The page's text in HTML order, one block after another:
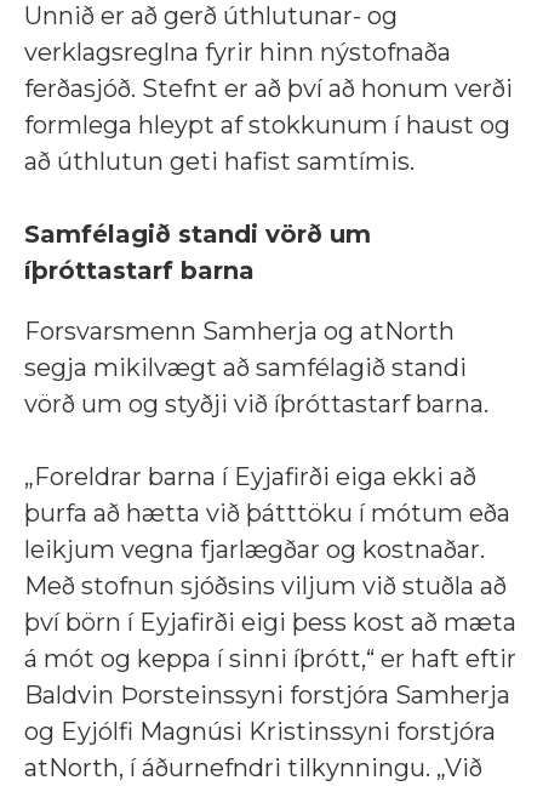
Unnið er að gerð úthlutunar- og
verklagsreglna fyrir hinn nýstofnaða
ferðasjóð. Stefnt er að því að honum verði
formlega hleypt af stokkunum í haust og
að úthlutun geti hafist samtímis.
Samfélagið standi vörð um
íþróttastarf barna
Forsvarsmenn Samherja og atNorth
segja mikilvægt að samfélagið standi
vörð um og styðji við íþróttastarf barna.
„Foreldrar barna í Eyjafirði eiga ekki að
þurfa að hætta við þátttöku í mótum eða
leikjum vegna fjarlægðar og kostnaðar.
Með stofnun sjóðsins viljum við stuðla að
því börn í Eyjafirði eigi þess kost að mæta
á mót og keppa í sinni íþrótt,“ er haft eftir
Baldvin Þorsteinssyni forstjóra Samherja
og Eyjólfi Magnúsi Kristinssyni forstjóra
atNorth, í áðurnefndri tilkynningu. „Við